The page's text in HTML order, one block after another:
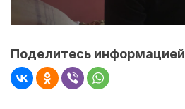
Поделитесь информацией